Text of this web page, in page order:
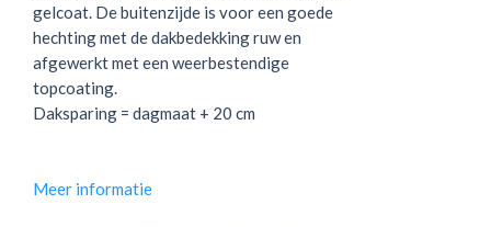
gelcoat. De buitenzijde is voor een goede
hechting met de dakbedekking ruw en
afgewerkt met een weerbestendige
topcoating.
Daksparing = dagmaat + 20 cm
Meer informatie